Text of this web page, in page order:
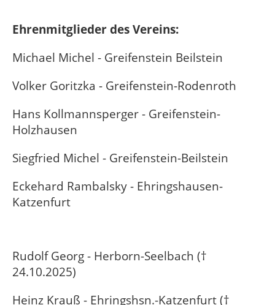
Ehrenmitglieder des Vereins:
Michael Michel - Greifenstein Beilstein
Volker Goritzka - Greifenstein-Rodenroth
Hans Kollmannsperger - Greifenstein-
Holzhausen
Siegfried Michel - Greifenstein-Beilstein
Eckehard Rambalsky - Ehringshausen-
Katzenfurt
Rudolf Georg - Herborn-Seelbach (†
24.10.2025)
Heinz Krauß - Ehringshsn.-Katzenfurt (†